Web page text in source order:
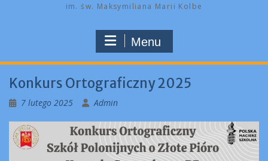
im. św. Maksymiliana Marii Kolbe
Menu
Konkurs Ortograficzny 2025
7 lutego 2025 Admin